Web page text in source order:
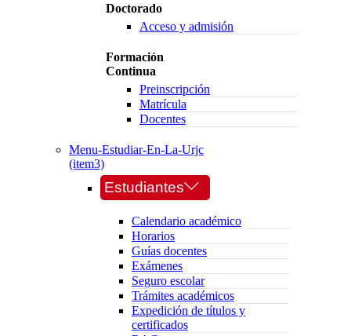
Doctorado
Acceso y admisión
Formación
Continua
Preinscripción
Matrícula
Docentes
Menu-Estudiar-En-La-Urjc
(item3)
Estudiantes
Calendario académico
Horarios
Guías docentes
Exámenes
Seguro escolar
Trámites académicos
Expedición de títulos y
certificados